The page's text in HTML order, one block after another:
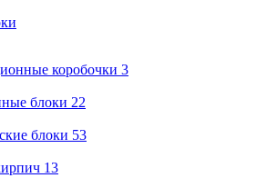
коробочки 3
блоки 22
блоки 53
13